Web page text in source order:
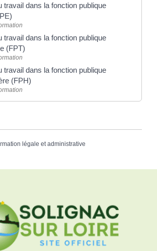
travail dans la fonction publique
travail dans la fonction publique
(FPT)
travail dans la fonction publique
(FPH)
légale et administrative